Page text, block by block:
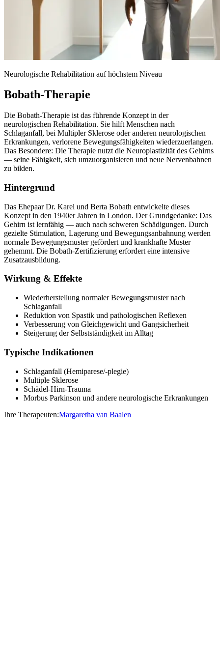
Neurologische Rehabilitation auf höchstem Niveau
Bobath-Therapie
Die Bobath-Therapie ist das führende Konzept in der
neurologischen Rehabilitation. Sie hilft Menschen nach
Schlaganfall, bei Multipler Sklerose oder anderen neurologischen
Erkrankungen, verlorene Bewegungsfähigkeiten wiederzuerlangen.
Das Besondere: Die Therapie nutzt die Neuroplastizität des Gehirns
— seine Fähigkeit, sich umzuorganisieren und neue Nervenbahnen
zu bilden.
Hintergrund
Das Ehepaar Dr. Karel und Berta Bobath entwickelte dieses
Konzept in den 1940er Jahren in London. Der Grundgedanke: Das
Gehirn ist lernfähig — auch nach schweren Schädigungen. Durch
gezielte Stimulation, Lagerung und Bewegungsanbahnung werden
normale Bewegungsmuster gefördert und krankhafte Muster
gehemmt. Die Bobath-Zertifizierung erfordert eine intensive
Zusatzausbildung.
Wirkung & Effekte
Wiederherstellung normaler Bewegungsmuster nach
Schlaganfall
Reduktion von Spastik und pathologischen Reflexen
Verbesserung von Gleichgewicht und Gangsicherheit
Steigerung der Selbstständigkeit im Alltag
Typische Indikationen
Schlaganfall (Hemiparese/-plegie)
Multiple Sklerose
Schädel-Hirn-Trauma
Morbus Parkinson und andere neurologische Erkrankungen
Ihre Therapeuten:Margaretha van Baalen